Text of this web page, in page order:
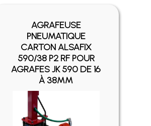
AGRAFEUSE
PNEUMATIQUE
CARTON ALSAFIX
590/38 P2 RF POUR
AGRAFES JK 590 DE 16
À 38MM